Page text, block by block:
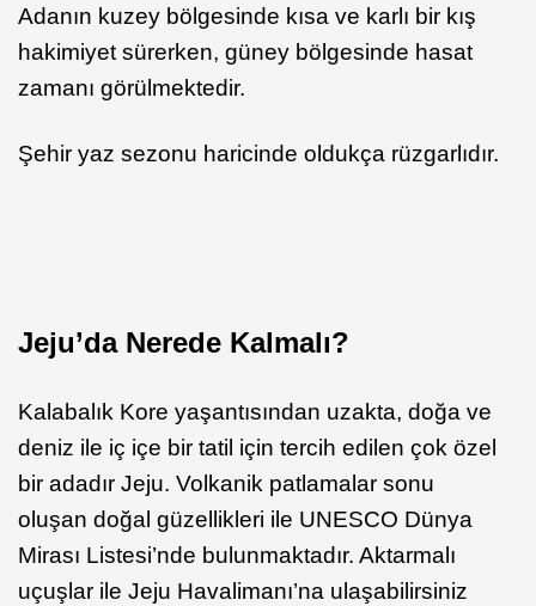
Adanın kuzey bölgesinde kısa ve karlı bir kış
hakimiyet sürerken, güney bölgesinde hasat
zamanı görülmektedir.
Şehir yaz sezonu haricinde oldukça rüzgarlıdır.
Jeju’da Nerede Kalmalı?
Kalabalık Kore yaşantısından uzakta, doğa ve
deniz ile iç içe bir tatil için tercih edilen çok özel
bir adadır Jeju. Volkanik patlamalar sonu
oluşan doğal güzellikleri ile UNESCO Dünya
Mirası Listesi’nde bulunmaktadır. Aktarmalı
uçuşlar ile Jeju Havalimanı’na ulaşabilirsiniz